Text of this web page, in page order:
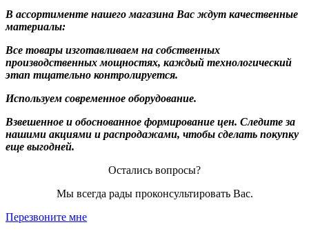
В ассортименте нашего магазина Вас ждут качественные
материалы:
Все товары изготавливаем на собственных
производственных мощностях, каждый технологический
этап тщательно контролируется.
Используем современное оборудование.
Взвешенное и обоснованное формирование цен. Следите за
нашими акциями и распродажами, чтобы сделать покупку
еще выгодней.
Остались вопросы?
Мы всегда рады проконсультировать Вас.
Перезвоните мне